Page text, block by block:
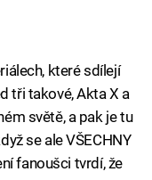
které sdílejí
tři takové, Akta X a
světě, a pak je tu
se ale VŠECHNY
fanoušci tvrdí, že